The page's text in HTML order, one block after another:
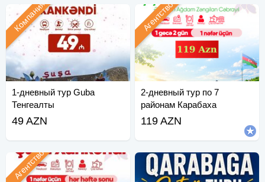
1-дневный тур Guba
Тенгеалты
Компания
49 AZN
2-дневный тур по 7
районам Карабаха
Агентство
119 AZN
Агентство